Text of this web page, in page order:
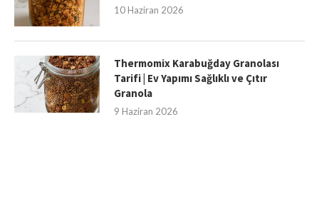
10 Haziran 2026
Thermomix Karabuğday Granolası
Tarifi | Ev Yapımı Sağlıklı ve Çıtır
Granola
9 Haziran 2026